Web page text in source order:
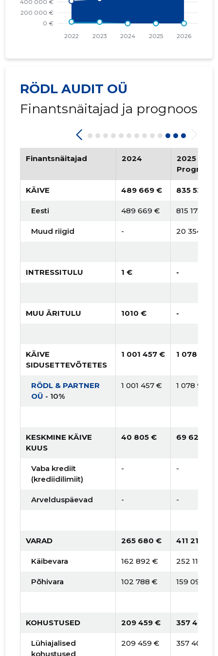
RÖDL AUDIT OÜ
Finantsnäitajad ja prognoos
Finantsnäitajad 2024
2025
Prognoos
KÄIVE 489 669 € 835 531 €
Eesti 489 669 € 815 177 €
Muud riigid - 20 354 €
INTRESSITULU 1 € -
MUU ÄRITULU 1010 € -
KÄIVE
SIDUSETTEVÕTETES
1 001 457 € 1 078 950
RÖDL & PARTNER
OÜ - 10%
1 001 457 € 1 078 950
KESKMINE KÄIVE
KUUS
40 805 € 69 627 €
Vaba krediit
(krediidilimiit)
- -
Arvelduspäevad - -
VARAD 265 680 € 411 210 €
Käibevara 162 892 € 252 118 €
Põhivara 102 788 € 159 091 €
KOHUSTUSED 209 459 € 357 404 €
Lühiajalised
kohustused
209 459 € 357 404 €